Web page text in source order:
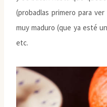
(probadlas primero para
muy maduro (que ya esté
etc.